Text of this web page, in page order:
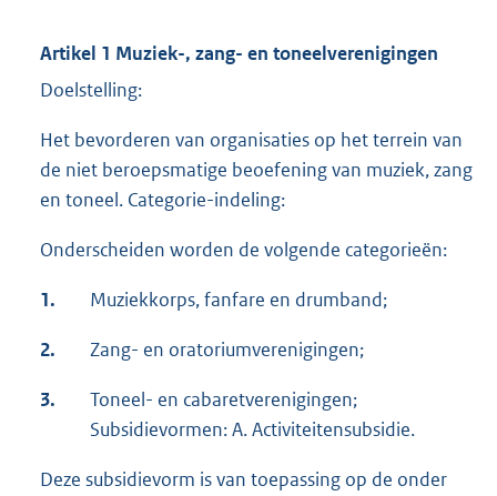
Artikel 1 Muziek-, zang- en toneelverenigingen
Doelstelling:
Het bevorderen van organisaties op het terrein van
de niet beroepsmatige beoefening van muziek, zang
en toneel. Categorie-indeling:
Onderscheiden worden de volgende categorieën:
1. Muziekkorps, fanfare en drumband;
2. Zang- en oratoriumverenigingen;
3.
Toneel- en cabaretverenigingen;
Subsidievormen: A. Activiteitensubsidie.
Deze subsidievorm is van toepassing op de onder